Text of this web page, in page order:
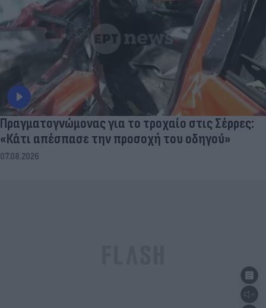
Πραγματογνώμονας για το τροχαίο στις Σέρρες:
«Κάτι απέσπασε την προσοχή του οδηγού»
07.08.2026